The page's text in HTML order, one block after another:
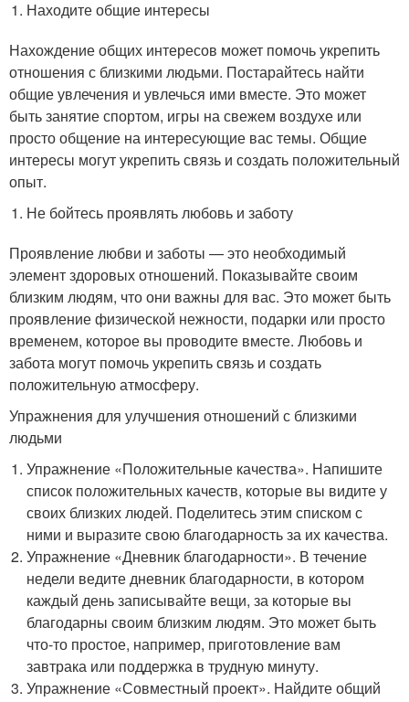
Находите общие интересы
Нахождение общих интересов может помочь укрепить
отношения с близкими людьми. Постарайтесь найти
общие увлечения и увлечься ими вместе. Это может
быть занятие спортом, игры на свежем воздухе или
просто общение на интересующие вас темы. Общие
интересы могут укрепить связь и создать положительный
опыт.
Не бойтесь проявлять любовь и заботу
Проявление любви и заботы — это необходимый
элемент здоровых отношений. Показывайте своим
близким людям, что они важны для вас. Это может быть
проявление физической нежности, подарки или просто
временем, которое вы проводите вместе. Любовь и
забота могут помочь укрепить связь и создать
положительную атмосферу.
Упражнения для улучшения отношений с близкими
людьми
Упражнение «Положительные качества». Напишите
список положительных качеств, которые вы видите у
своих близких людей. Поделитесь этим списком с
ними и выразите свою благодарность за их качества.
Упражнение «Дневник благодарности». В течение
недели ведите дневник благодарности, в котором
каждый день записывайте вещи, за которые вы
благодарны своим близким людям. Это может быть
что-то простое, например, приготовление вам
завтрака или поддержка в трудную минуту.
Упражнение «Совместный проект». Найдите общий